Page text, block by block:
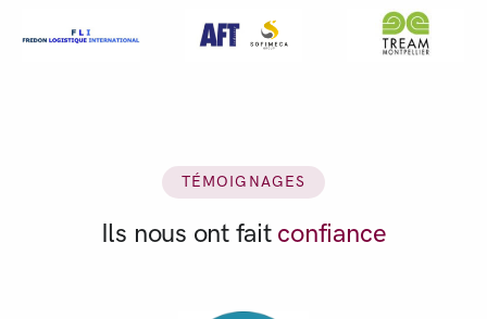
TÉMOIGNAGES
Ils nous ont fait confiance